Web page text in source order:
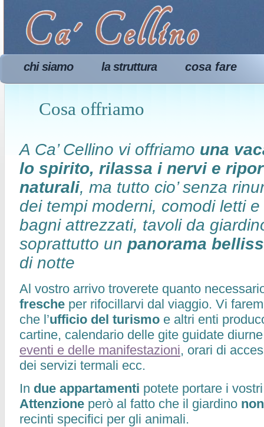
chi siamo la struttura cosa fare
Cosa offriamo
A Ca’ Cellino vi offriamo una
lo spirito, rilassa i nervi e
naturali, ma tutto cio’ senza
dei tempi moderni, comodi letti
bagni attrezzati, tavoli da
soprattutto un panorama
di notte
Al vostro arrivo troverete quanto
fresche per rifocillarvi dal viaggio. Vi
che l’ufficio del turismo e altri enti
cartine, calendario delle gite guidate
eventi e delle manifestazioni, orari di
dei servizi termali ecc.
In due appartamenti potete portare i
Attenzione però al fatto che il giardino
recinti specifici per gli animali.